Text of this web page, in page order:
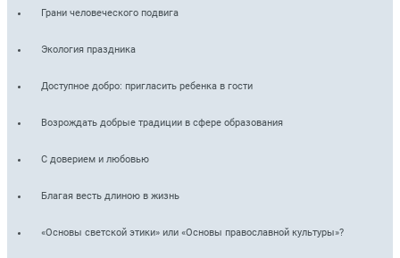
Грани человеческого подвига
Экология праздника
Доступное добро: пригласить ребенка в гости
Возрождать добрые традиции в сфере образования
С доверием и любовью
Благая весть длиною в жизнь
«Основы светской этики» или «Основы православной культуры»?